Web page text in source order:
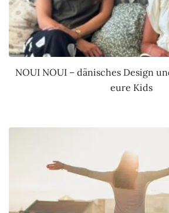
NOUI NOUI – dänisches Design
eure Kids